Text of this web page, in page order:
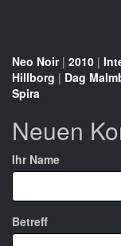
Neo Noir| 2010 |
Hillborg | Dag
Spira
Neuen
Ihr Name
Betreff